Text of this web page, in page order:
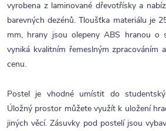
vyrobena z laminované dřevotřísky a
barevných dezénů. Tloušťka materiálu je
mm, hrany jsou olepeny ABS hranou
vyniká kvalitním řemeslným zpracováním
cenu.
Postel je vhodné umístit do
Úložný prostor můžete využít k uložení
jiných věcí. Zásuvky pod postelí jsou